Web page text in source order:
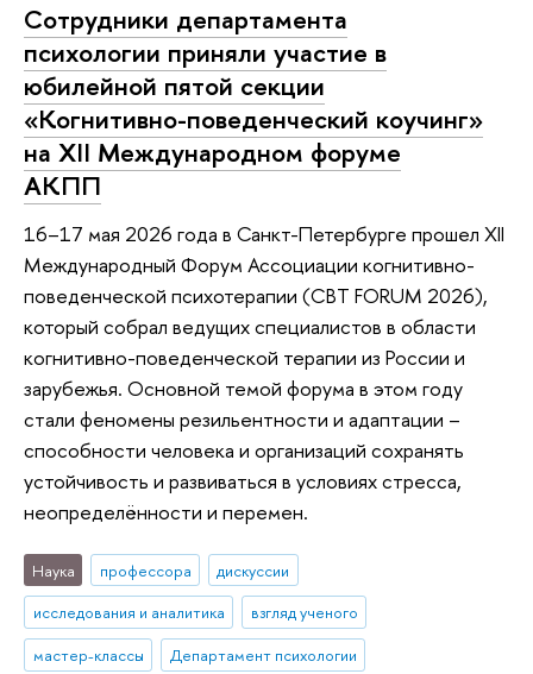
Сотрудники департамента
психологии приняли участие в
юбилейной пятой секции
«Когнитивно-поведенческий коучинг»
на XII Международном форуме
АКПП
16–17 мая 2026 года в Санкт-Петербурге прошел XII
Международный Форум Ассоциации когнитивно-
поведенческой психотерапии (CBT FORUM 2026),
который собрал ведущих специалистов в области
когнитивно-поведенческой терапии из России и
зарубежья. Основной темой форума в этом году
стали феномены резильентности и адаптации –
способности человека и организаций сохранять
устойчивость и развиваться в условиях стресса,
неопределённости и перемен.
Наука профессора
дискуссии
исследования и аналитика
взгляд ученого
мастер-классы
Департамент психологии